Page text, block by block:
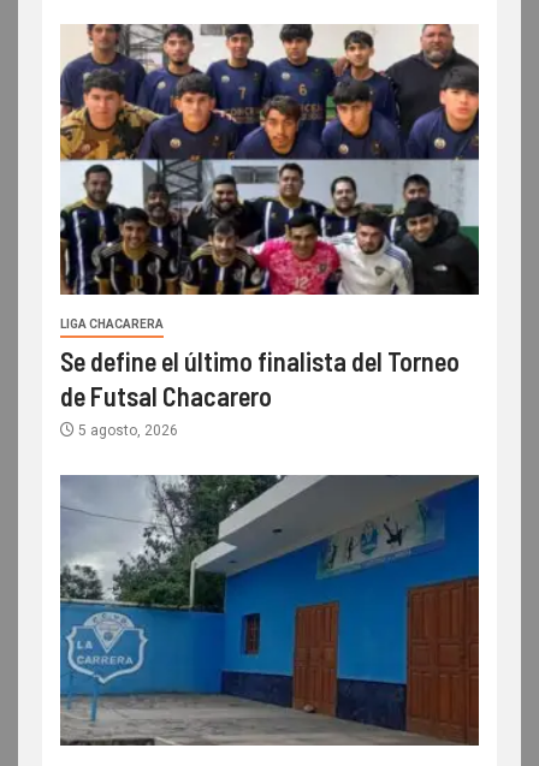
LIGA CHACARERA
Se define el último finalista del Torneo
de Futsal Chacarero
5 agosto, 2026